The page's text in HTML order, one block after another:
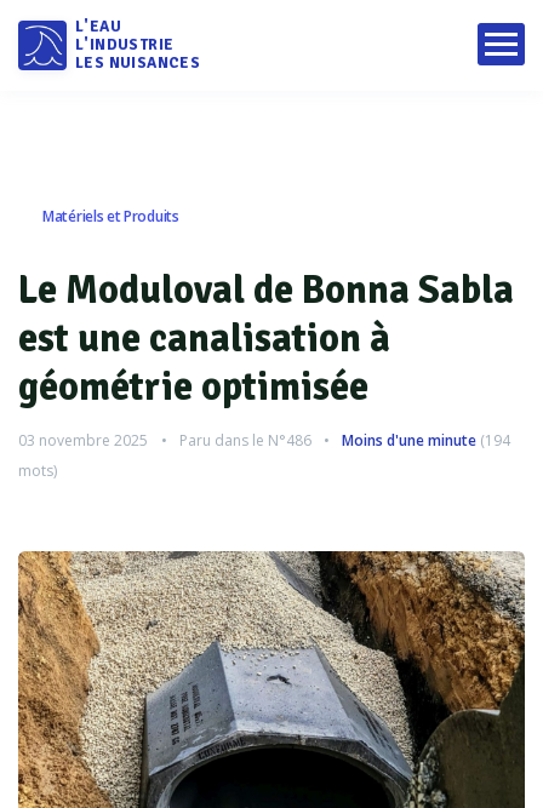
L'EAU
L'INDUSTRIE
LES NUISANCES
Matériels et Produits
Le Moduloval de Bonna Sabla
est une canalisation à
géométrie optimisée
03 novembre 2025 Paru dans le N°486 Moins d'une minute (194
mots)